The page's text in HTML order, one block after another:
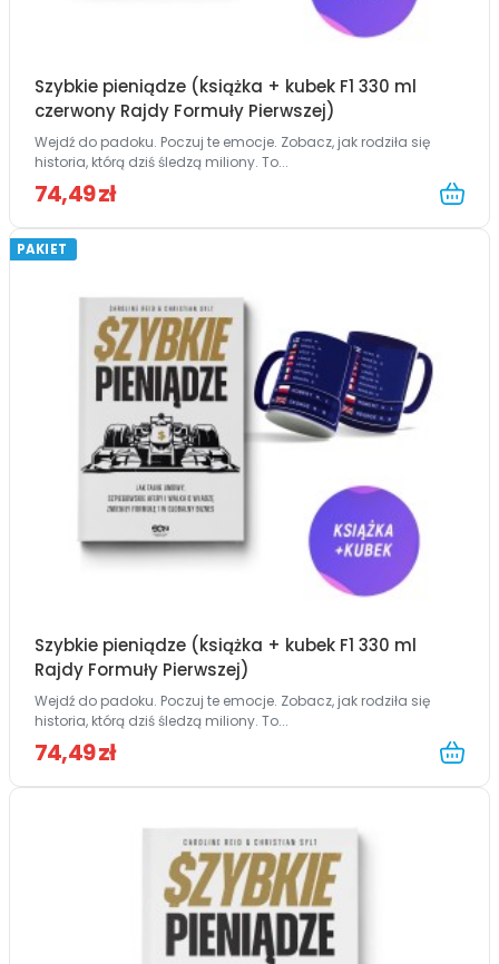
Szybkie pieniądze (książka + kubek F1 330 ml
czerwony Rajdy Formuły Pierwszej)
Wejdź do padoku. Poczuj te emocje. Zobacz, jak rodziła się
historia, którą dziś śledzą miliony. To...
74,49 zł
PAKIET
Szybkie pieniądze (książka + kubek F1 330 ml
Rajdy Formuły Pierwszej)
Wejdź do padoku. Poczuj te emocje. Zobacz, jak rodziła się
historia, którą dziś śledzą miliony. To...
74,49 zł